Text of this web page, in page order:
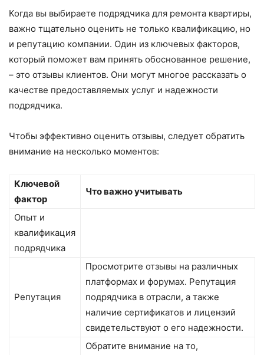
Когда вы выбираете подрядчика для ремонта квартиры,
важно тщательно оценить не только квалификацию, но
и репутацию компании. Один из ключевых факторов,
который поможет вам принять обоснованное решение,
– это отзывы клиентов. Они могут многое рассказать о
качестве предоставляемых услуг и надежности
подрядчика.
Чтобы эффективно оценить отзывы, следует обратить
внимание на несколько моментов:
Ключевой
фактор
Что важно учитывать
Опыт и
квалификация
подрядчика
Репутация
Просмотрите отзывы на различных
платформах и форумах. Репутация
подрядчика в отрасли, а также
наличие сертификатов и лицензий
свидетельствуют о его надежности.
Обратите внимание на то,